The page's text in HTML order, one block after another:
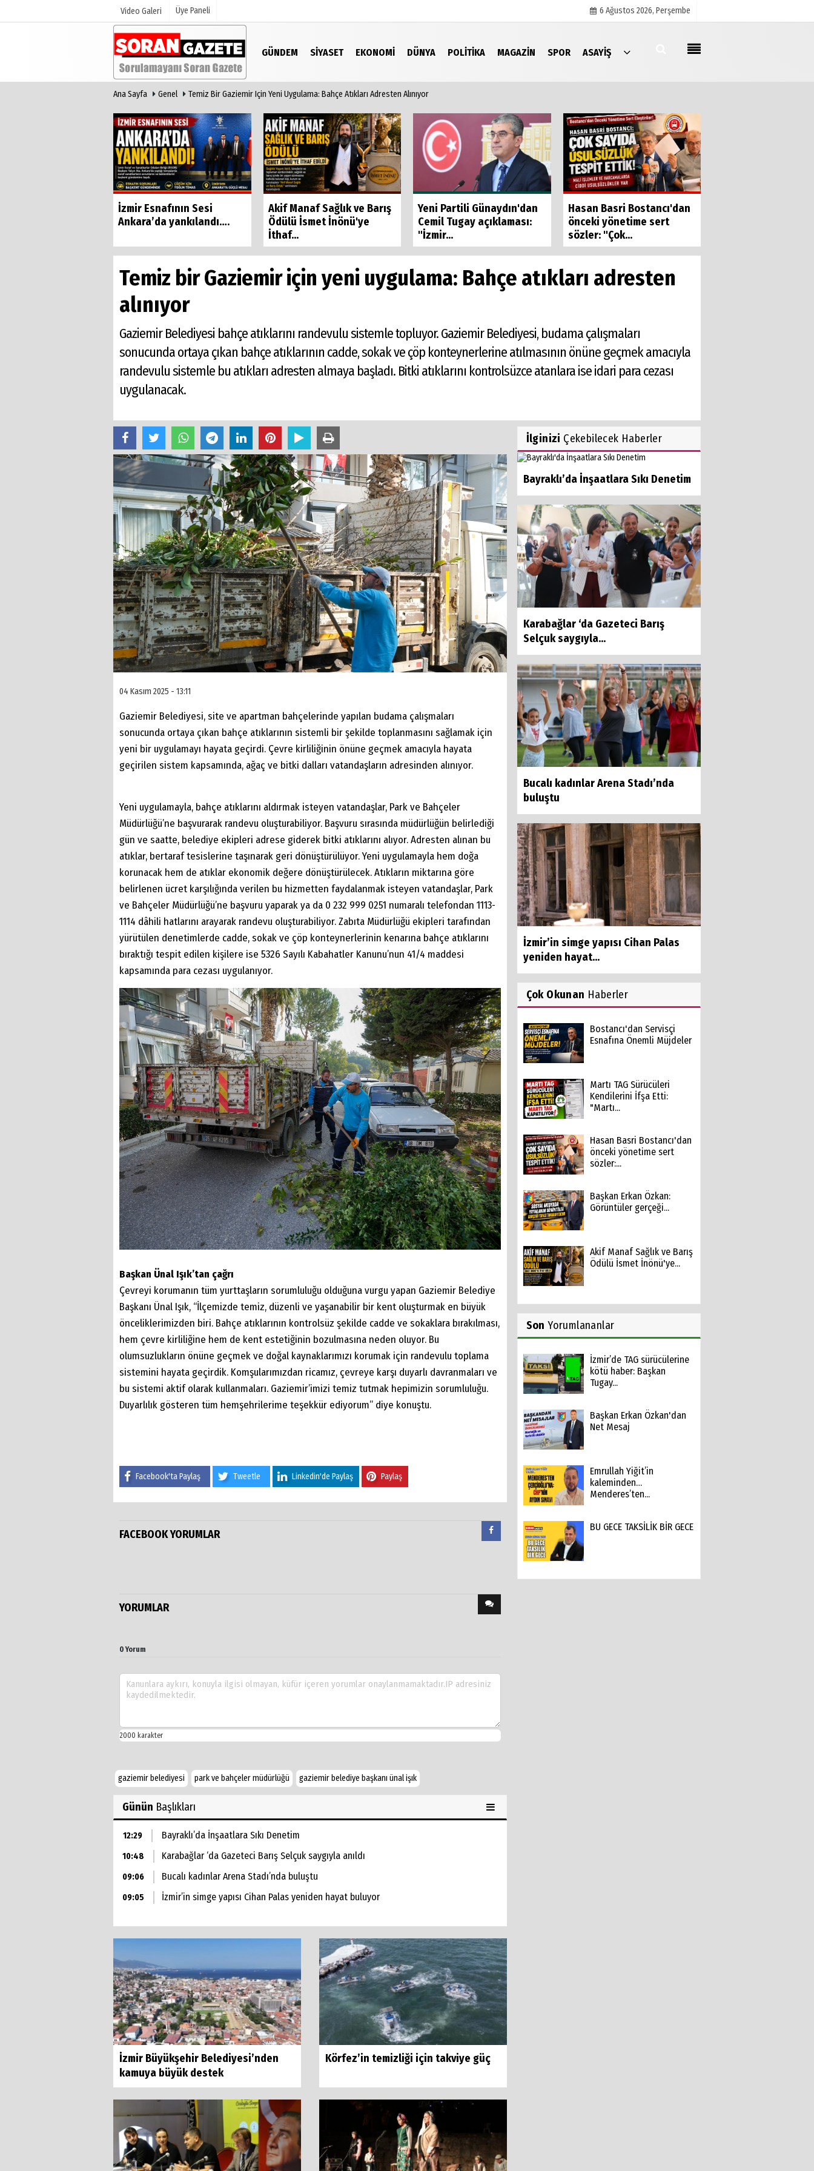
Video Galeri Üye Paneli 6 Ağustos 2026, Perşembe
GÜNDEM SIYASET EKONOMI DÜNYA POLITIKA MAGAZIN SPOR ASAYIŞ
Anketler Video Galeri
İletişim
Çerez Politikası
Gizlilik İlkeleri
Ana Sayfa Genel Temiz Bir Gaziemir Için Yeni Uygulama: Bahçe Atıkları Adresten Alınıyor
İzmir Esnafının Sesi
Ankara’da yankılandı….
Akif Manaf Sağlık ve Barış
Ödülü İsmet İnönü'ye
İthaf...
Yeni Partili Günaydın'dan
Cemil Tugay açıklaması:
"İzmir...
Hasan Basri Bostancı'dan
önceki yönetime sert
sözler: "Çok...
Temiz bir Gaziemir için yeni uygulama: Bahçe atıkları adresten
alınıyor
Gaziemir Belediyesi bahçe atıklarını randevulu sistemle topluyor. Gaziemir Belediyesi, budama çalışmaları
sonucunda ortaya çıkan bahçe atıklarının cadde, sokak ve çöp konteynerlerine atılmasının önüne geçmek amacıyla
randevulu sistemle bu atıkları adresten almaya başladı. Bitki atıklarını kontrolsüzce atanlara ise idari para cezası
uygulanacak.
04 Kasım 2025 - 13:11
Gaziemir Belediyesi, site ve apartman bahçelerinde yapılan budama çalışmaları
sonucunda ortaya çıkan bahçe atıklarının sistemli bir şekilde toplanmasını sağlamak için
yeni bir uygulamayı hayata geçirdi. Çevre kirliliğinin önüne geçmek amacıyla hayata
geçirilen sistem kapsamında, ağaç ve bitki dalları vatandaşların adresinden alınıyor.
Yeni uygulamayla, bahçe atıklarını aldırmak isteyen vatandaşlar, Park ve Bahçeler
Müdürlüğü’ne başvurarak randevu oluşturabiliyor. Başvuru sırasında müdürlüğün belirlediği
gün ve saatte, belediye ekipleri adrese giderek bitki atıklarını alıyor. Adresten alınan bu
atıklar, bertaraf tesislerine taşınarak geri dönüştürülüyor. Yeni uygulamayla hem doğa
korunacak hem de atıklar ekonomik değere dönüştürülecek. Atıkların miktarına göre
belirlenen ücret karşılığında verilen bu hizmetten faydalanmak isteyen vatandaşlar, Park
ve Bahçeler Müdürlüğü’ne başvuru yaparak ya da 0 232 999 0251 numaralı telefondan 1113-
1114 dâhili hatlarını arayarak randevu oluşturabiliyor. Zabıta Müdürlüğü ekipleri tarafından
yürütülen denetimlerde cadde, sokak ve çöp konteynerlerinin kenarına bahçe atıklarını
bıraktığı tespit edilen kişilere ise 5326 Sayılı Kabahatler Kanunu’nun 41/4 maddesi
kapsamında para cezası uygulanıyor.
Başkan Ünal Işık’tan çağrı
Çevreyi korumanın tüm yurttaşların sorumluluğu olduğuna vurgu yapan Gaziemir Belediye
Başkanı Ünal Işık, “İlçemizde temiz, düzenli ve yaşanabilir bir kent oluşturmak en büyük
önceliklerimizden biri. Bahçe atıklarının kontrolsüz şekilde cadde ve sokaklara bırakılması,
hem çevre kirliliğine hem de kent estetiğinin bozulmasına neden oluyor. Bu
olumsuzlukların önüne geçmek ve doğal kaynaklarımızı korumak için randevulu toplama
sistemini hayata geçirdik. Komşularımızdan ricamız, çevreye karşı duyarlı davranmaları ve
bu sistemi aktif olarak kullanmaları. Gaziemir’imizi temiz tutmak hepimizin sorumluluğu.
Duyarlılık gösteren tüm hemşehrilerime teşekkür ediyorum” diye konuştu.
Facebook'ta Paylaş Tweetle Linkedin'de Paylaş Paylaş
FACEBOOK YORUMLAR
YORUMLAR
0 Yorum
gaziemir belediyesi park ve bahçeler müdürlüğü gaziemir belediye başkanı ünal işık
Günün Başlıkları
12:29 Bayraklı’da İnşaatlara Sıkı Denetim
10:48 Karabağlar ‘da Gazeteci Barış Selçuk saygıyla anıldı
09:06 Bucalı kadınlar Arena Stadı’nda buluştu
09:05 İzmir’in simge yapısı Cihan Palas yeniden hayat buluyor
İzmir Büyükşehir Belediyesi’nden
kamuya büyük destek
Körfez’in temizliği için takviye güç
İlginizi Çekebilecek Haberler
Bayraklı’da İnşaatlara Sıkı Denetim
Karabağlar ‘da Gazeteci Barış
Selçuk saygıyla...
Bucalı kadınlar Arena Stadı’nda
buluştu
İzmir’in simge yapısı Cihan Palas
yeniden hayat...
Çok Okunan Haberler
Bostancı'dan Servisçi
Esnafına Önemli Müjdeler
Martı TAG Sürücüleri
Kendilerini İfşa Etti:
"Martı...
Hasan Basri Bostancı'dan
önceki yönetime sert
sözler:...
Başkan Erkan Özkan:
Görüntüler gerçeği...
Akif Manaf Sağlık ve Barış
Ödülü İsmet İnönü'ye...
Son Yorumlananlar
İzmir’de TAG sürücülerine
kötü haber: Başkan
Tugay...
Başkan Erkan Özkan'dan
Net Mesaj
Emrullah Yiğit’in
kaleminden…
Menderes’ten...
BU GECE TAKSİLİK BİR GECE